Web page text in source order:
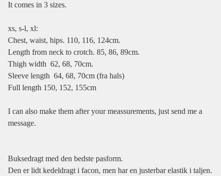
It comes in 3 sizes.
xs, s-l, xl:
Chest, waist, hips. 110, 116, 124cm.
Length from neck to crotch. 85, 86, 89cm.
Thigh width 62, 68, 70cm.
Sleeve length 64, 68, 70cm (fra hals)
Full length 150, 152, 155cm
I can also make them after your meassurements, just send me a
message.
Buksedragt med den bedste pasform.
Den er lidt kedeldragt i facon, men har en justerbar elastik i taljen.